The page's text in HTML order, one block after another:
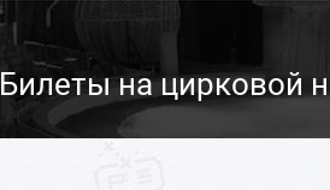
Билеты на цирковой